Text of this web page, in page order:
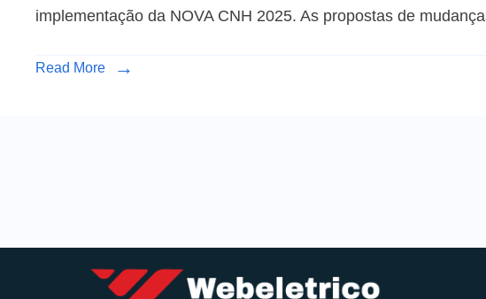
implementação da NOVA CNH 2025. As propostas de
Read More